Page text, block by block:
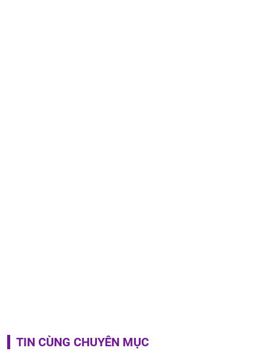
TIN CÙNG CHUYÊN MỤC